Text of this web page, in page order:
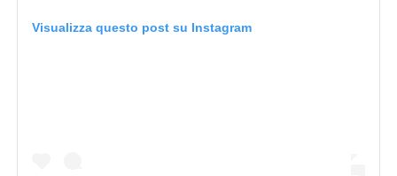
Visualizza questo post su Instagram